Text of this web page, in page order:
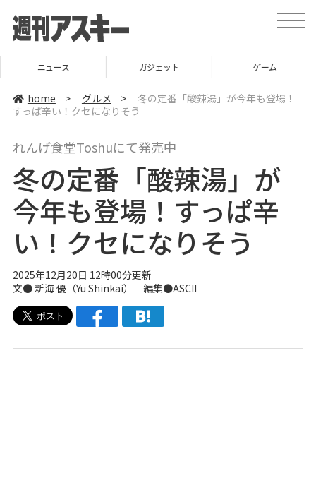
t
o
v
ニュース ガジェット ゲーム
home > グルメ >
冬の定番「酸辣湯」が今年も登場！
すっぱ辛い！クセになりそう
れんげ食堂Toshuにて発売中
冬の定番「酸辣湯」が
今年も登場！すっぱ辛
い！クセになりそう
2025年12月20日 12時00分更新
文●新海 優（Yu Shinkai） 編集●ASCII